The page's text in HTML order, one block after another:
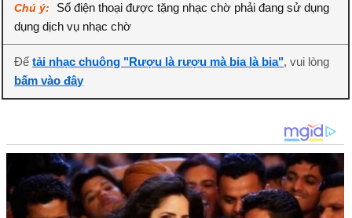
Chú ý:
Số điện thoại được tặng nhạc chờ phải đang sử dụng
dụng dịch vụ nhạc chờ
Đểtải nhạc chuông "Rượu là rượu mà bia là bia", vui lòng
bấm vào đây